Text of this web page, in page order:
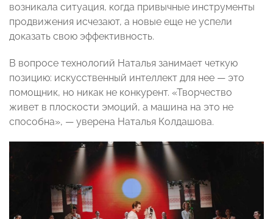
возникала ситуация, когда привычные инструменты
продвижения исчезают, а новые еще не успели
доказать свою эффективность.
В вопросе технологий Наталья занимает четкую
позицию: искусственный интеллект для нее — это
помощник, но никак не конкурент. «Творчество
живет в плоскости эмоций, а машина на это не
способна», — уверена Наталья Колдашова.